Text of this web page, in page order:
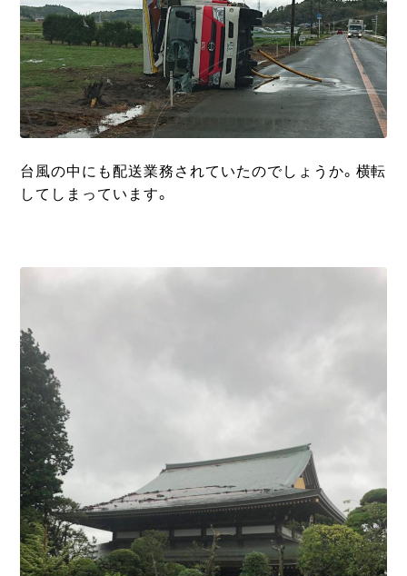
台風の中にも配送業務されていたのでしょうか。横転
してしまっています。